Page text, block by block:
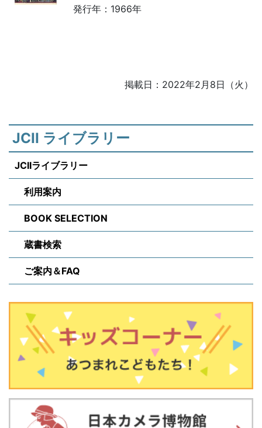
発行年：1966年
掲載日：2022年2月8日（火）
JCII ライブラリー
JCIIライブラリー
利用案内
BOOK SELECTION
蔵書検索
ご案内＆FAQ